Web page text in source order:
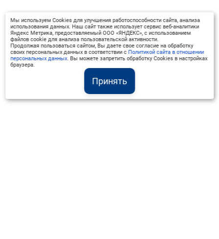
Принять
Мы используем Cookies для улучшения работоспособности сайта, анализа
использования данных. Наш сайт также использует сервис веб-аналитики
Яндекс Метрика, предоставляемый ООО «ЯНДЕКС», с использованием
файлов cookie для анализа пользовательской активности.
Продолжая пользоваться сайтом, Вы даете свое согласие на обработку
своих персональных данных в соответствии с Политикой сайта в отношении
персональных данных. Вы можете запретить обработку Cookies в настройках
браузера.